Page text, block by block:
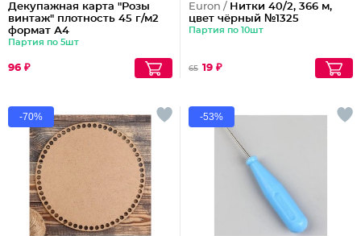
Декупажная карта "Розы
винтаж" плотность 45 г/м2
формат А4
Партия по 5шт
96 ₽
Euron / Нитки 40/2, 366 м,
цвет чёрный №1325
Партия по 10шт
65 19 ₽
-70% -53%